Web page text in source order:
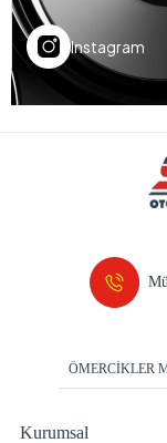
Instagram
ÖMERCİKLER
Kurumsal